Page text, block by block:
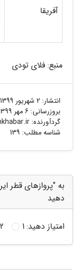
آفریقا
منبع: فلای تودی
انتشار: 2 شهریور 1399
بروزرسانی: 6 مهر 1399
گردآورنده:
شناسه مطلب: 139
به "پروازهای قطر
دهید
امتیاز دهید:1
2